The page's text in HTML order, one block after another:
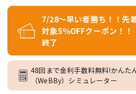
7/28～早い者勝ち！！先
対象5％OFFクーポン！
終了
48回まで金利手数料無料!かんた
（WeBBy）シミュレーター